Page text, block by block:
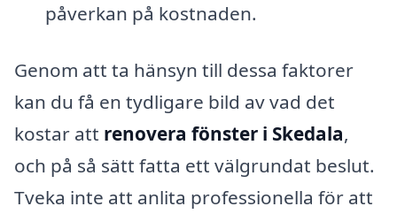
påverkan på kostnaden.
Genom att ta hänsyn till dessa faktorer
kan du få en tydligare bild av vad det
kostar att renovera fönster i Skedala,
och på så sätt fatta ett välgrundat beslut.
Tveka inte att anlita professionella för att